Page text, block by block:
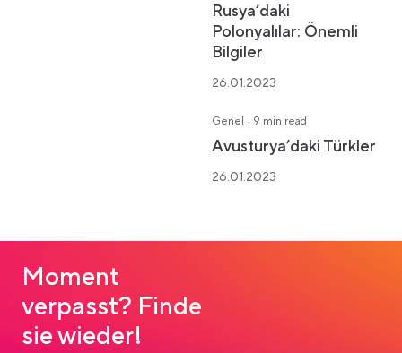
Rusya’daki
Polonyalılar: Önemli
Bilgiler
26.01.2023
Genel · 9 min read
Avusturya’daki Türkler
26.01.2023
Moment
verpasst? Finde
sie wieder!